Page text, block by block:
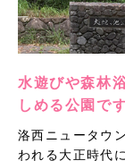
水遊びや森林
しめる公園です
洛西ニュータウ
われる大正時代